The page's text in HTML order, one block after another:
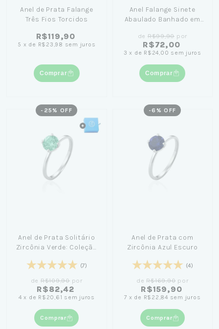
Anel de Prata Falange
Três Fios Torcidos
R$119,90
5 x de R$23,98 sem juros
Comprar
Anel Falange Sinete
Abaulado Banhado em
de R$99,90 por
R$72,00
3 x de R$24,00 sem juros
Comprar
- 25 % OFF
Anel de Prata Solitário
Zircônia Verde: Coleção
Azul Pequena Céu de
(7)
de R$109,90por
R$82,42
4 x de R$20,61 sem juros
Comprar
-6 % OFF
Anel de Prata com
Zircônia Azul Escuro
(4)
deR$169,90 por
R$159,90
7 x de R$22,84 sem juros
Comprar